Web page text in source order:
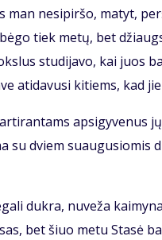
man ne­si­pir­šo, ma­tyt,
tiek me­tų, bet
stu­di­ja­vo, kai juos
ati­da­vu­si ki­tiems, kad
ap­si­gy­ve­nus
su dviem su­au­gu­sio­mis
duk­ra, nu­ve­ža
bet šiuo me­tu Sta­sė